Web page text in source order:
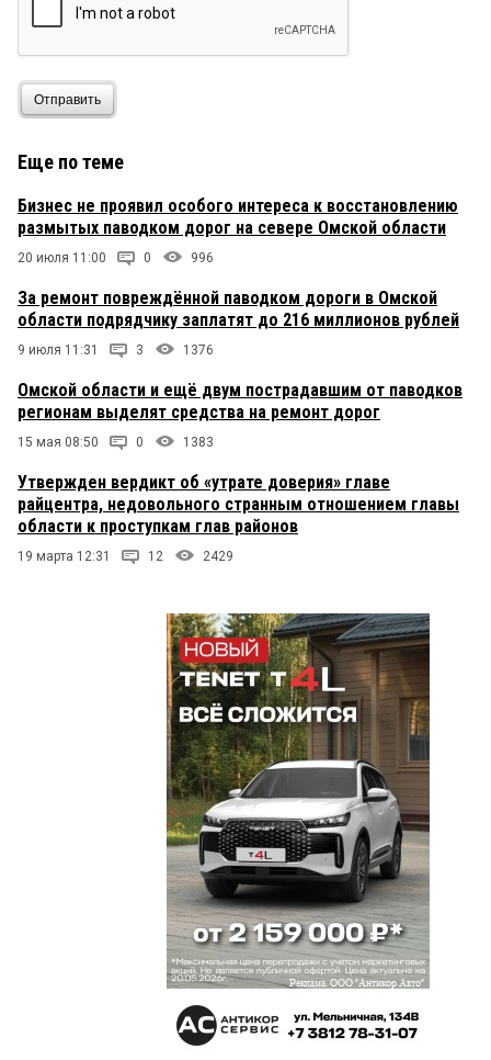
Отправить
Еще по теме
Бизнес не проявил особого интереса к восстановлению
размытых паводком дорог на севере Омской области
20 июля 11:00 0 996
За ремонт повреждённой паводком дороги в Омской
области подрядчику заплатят до 216 миллионов рублей
9 июля 11:31 3 1376
Омской области и ещё двум пострадавшим от паводков
регионам выделят средства на ремонт дорог
15 мая 08:50 0 1383
Утвержден вердикт об «утрате доверия» главе
райцентра, недовольного странным отношением главы
области к проступкам глав районов
19 марта 12:31 12 2429